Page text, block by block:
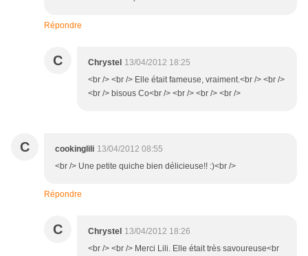
Répondre
C Chrystel 13/04/2012 18:25
<br /> <br /> Elle était fameuse, vraiment.<br /> <br />
<br /> bisous Co<br /> <br /> <br /> <br />
C cookinglili 13/04/2012 08:55
<br /> Une petite quiche bien délicieuse!! :)<br />
Répondre
C Chrystel 13/04/2012 18:26
<br /> <br /> Merci Lili. Elle était très savoureuse<br